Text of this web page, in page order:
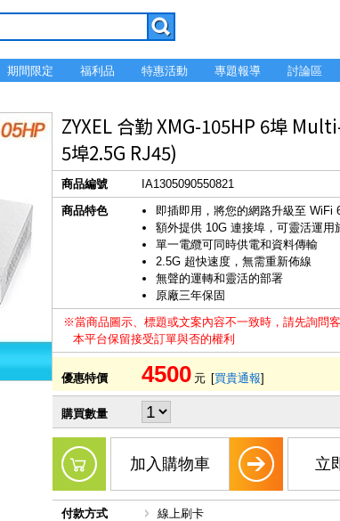
期間限定 福利品 特惠活動 專題報導 討論區
ZYXEL 合勤 XMG-105HP 6埠
5埠2.5G RJ45)
商品編號
IA1305090550821
商品特色
即插即用，將您的網路升級至 WiFi
額外提供 10G 連接埠，可靈活運用
單一電纜可同時供電和資料傳輸
2.5G 超快速度，無需重新佈線
無聲的運轉和靈活的部署
原廠三年保固
※當商品圖示、標題或文案內容不一致時，請先詢問
本平台保留接受訂單與否的權利
優惠特價 4500 元 [買貴通報]
購買數量
加入購物車 立
付款方式
線上刷卡